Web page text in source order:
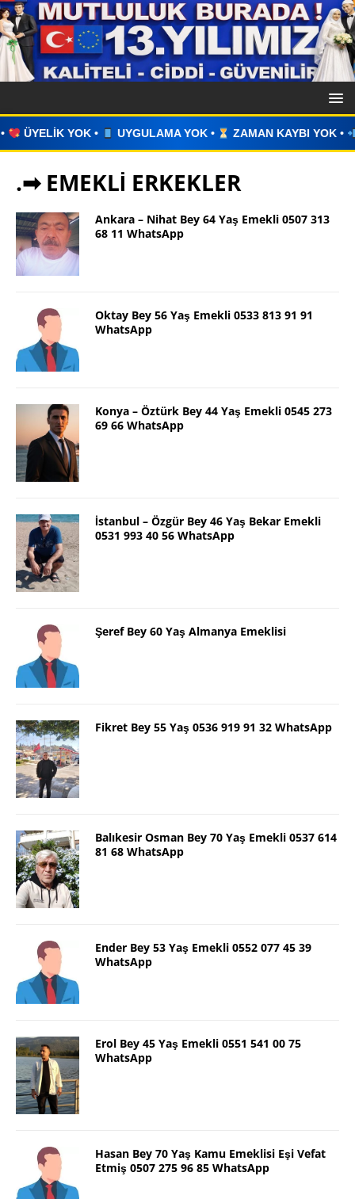
YOK • ZAMAN KAYBI YOK • İLAN VERİN •
.➡ EMEKLİ ERKEKLER
Ankara – Nihat Bey 64 Yaş Emekli 0507 313
68 11 WhatsApp
Oktay Bey 56 Yaş Emekli 0533 813 91 91
WhatsApp
Konya – Öztürk Bey 44 Yaş Emekli 0545 273
69 66 WhatsApp
İstanbul – Özgür Bey 46 Yaş Bekar Emekli
0531 993 40 56 WhatsApp
Şeref Bey 60 Yaş Almanya Emeklisi
Fikret Bey 55 Yaş 0536 919 91 32 WhatsApp
Balıkesir Osman Bey 70 Yaş Emekli 0537 614
81 68 WhatsApp
Ender Bey 53 Yaş Emekli 0552 077 45 39
WhatsApp
Erol Bey 45 Yaş Emekli 0551 541 00 75
WhatsApp
Hasan Bey 70 Yaş Kamu Emeklisi Eşi Vefat
Etmiş 0507 275 96 85 WhatsApp